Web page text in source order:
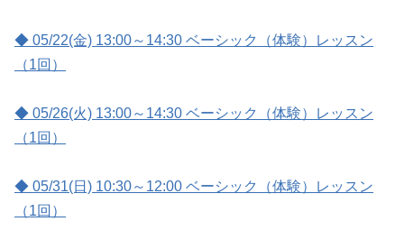
◆ 05/22(金) 13:00～14:30 ベーシック（体験）レッスン
（1回）
◆ 05/26(火) 13:00～14:30 ベーシック（体験）レッスン
（1回）
◆ 05/31(日) 10:30～12:00 ベーシック（体験）レッスン
（1回）